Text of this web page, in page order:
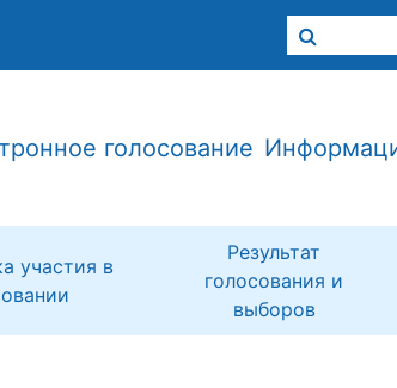
голосование
участия в
Результат
голосования и
выборов